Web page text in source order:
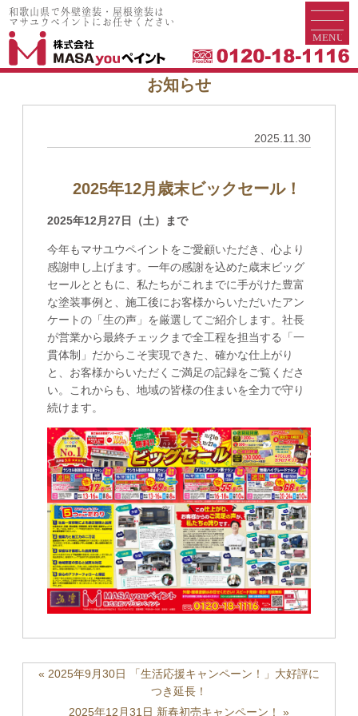
和歌山県で外壁塗装・屋根塗装は
マサユウペイントにお任せください
お知らせ
2025.11.30
2025年12月歳末ビックセール！
2025年12月27日（土）まで
今年もマサユウペイントをご愛顧いただき、心より
感謝申し上げます。一年の感謝を込めた歳末ビッグ
セールとともに、私たちがこれまでに手がけた豊富
な塗装事例と、施工後にお客様からいただいたアン
ケートの「生の声」を厳選してご紹介します。社長
が営業から最終チェックまで全工程を担当する「一
貫体制」だからこそ実現できた、確かな仕上がり
と、お客様からいただくご満足の記録をご覧くださ
い。これからも、地域の皆様の住まいを全力で守り
続けます。
« 2025年9月30日 「生活応援キャンペーン！」大好評に
つき延長！
2025年12月31日 新春初売キャンペーン！ »
和歌山県で外壁塗装・屋根塗装は
マサユウペイントにお任せください